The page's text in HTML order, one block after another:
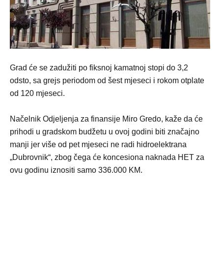
Grad će se zadužiti po fiksnoj kamatnoj stopi do 3,2
odsto, sa grejs periodom od šest mjeseci i rokom otplate
od 120 mjeseci.
Načelnik Odjeljenja za finansije Miro Gredo, kaže da će
prihodi u gradskom budžetu u ovoj godini biti značajno
manji jer više od pet mjeseci ne radi hidroelektrana
„Dubrovnik“, zbog čega će koncesiona naknada HET za
ovu godinu iznositi samo 336.000 KM.